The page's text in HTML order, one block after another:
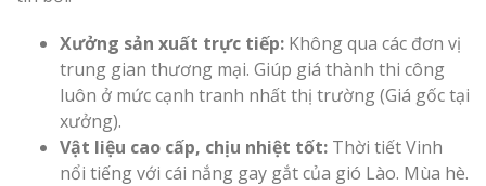
Xưởng sản xuất trực tiếp: Không qua các đơn vị
trung gian thương mại. Giúp giá thành thi công
luôn ở mức cạnh tranh nhất thị trường (Giá gốc tại
xưởng).
Vật liệu cao cấp, chịu nhiệt tốt: Thời tiết Vinh
nổi tiếng với cái nắng gay gắt của gió Lào. Mùa hè.